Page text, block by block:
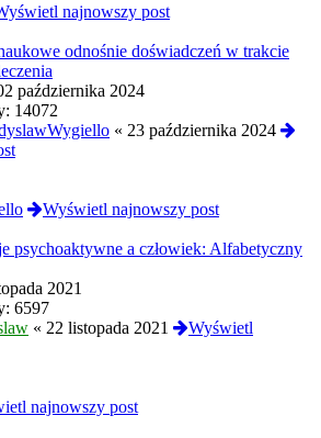
najnowszy post
odnośnie doświadczeń w trakcie
października 2024
14072
« 23 października 2024
Wyświetl najnowszy post
psychoaktywne a człowiek: Alfabetyczny
2021
6597
« 22 listopada 2021
Wyświetl
najnowszy post